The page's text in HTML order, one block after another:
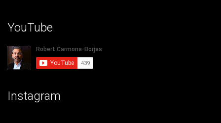
YouTube
Instagram